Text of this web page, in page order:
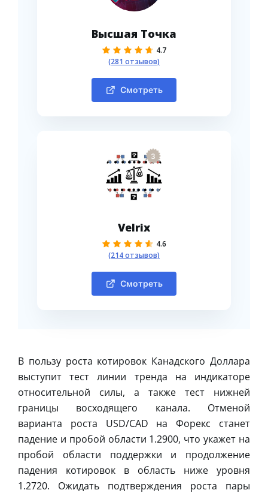
Высшая Точка
4.7
(281 отзывов)
Смотреть
3
Velrix
4.6
(214 отзывов)
Смотреть
В пользу роста котировок Канадского Доллара
выступит тест линии тренда на индикаторе
относительной силы, а также тест нижней
границы восходящего канала. Отменой
варианта роста USD/CAD на Форекс станет
падение и пробой области 1.2900, что укажет на
пробой области поддержки и продолжение
падения котировок в область ниже уровня
1.2720. Ожидать подтверждения роста пары